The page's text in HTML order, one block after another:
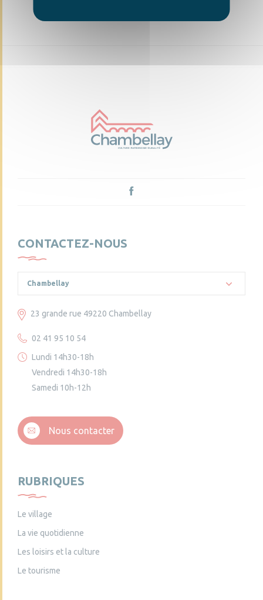
CONTACTEZ-NOUS
Chambellay
23 grande rue 49220 Chambellay
02 41 95 10 54
Lundi 14h30-18h
Vendredi 14h30-18h
Samedi 10h-12h
Nous contacter
RUBRIQUES
Le village
La vie quotidienne
Les loisirs et la culture
Le tourisme